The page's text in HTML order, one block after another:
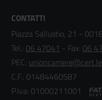
CONTATTI
Piazza Sallustio, 21 -
Tel.: 06 47041 - Fax: 06
PEC:
C.F.: 01484460587
P.Iva: 01000211001